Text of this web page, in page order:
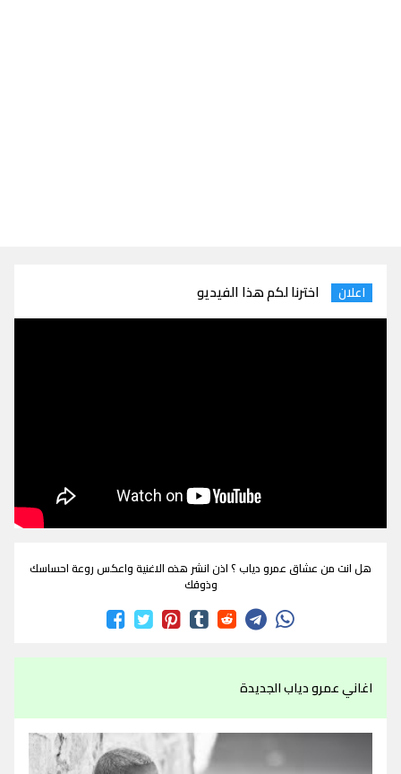
اعلان اخترنا لكم هذا الفيديو
هل انت من عشاق عمرو دياب ؟ اذن انشر هذه الاغنية واعكس روعة احساسك
وذوقك
اغاني عمرو دياب الجديدة